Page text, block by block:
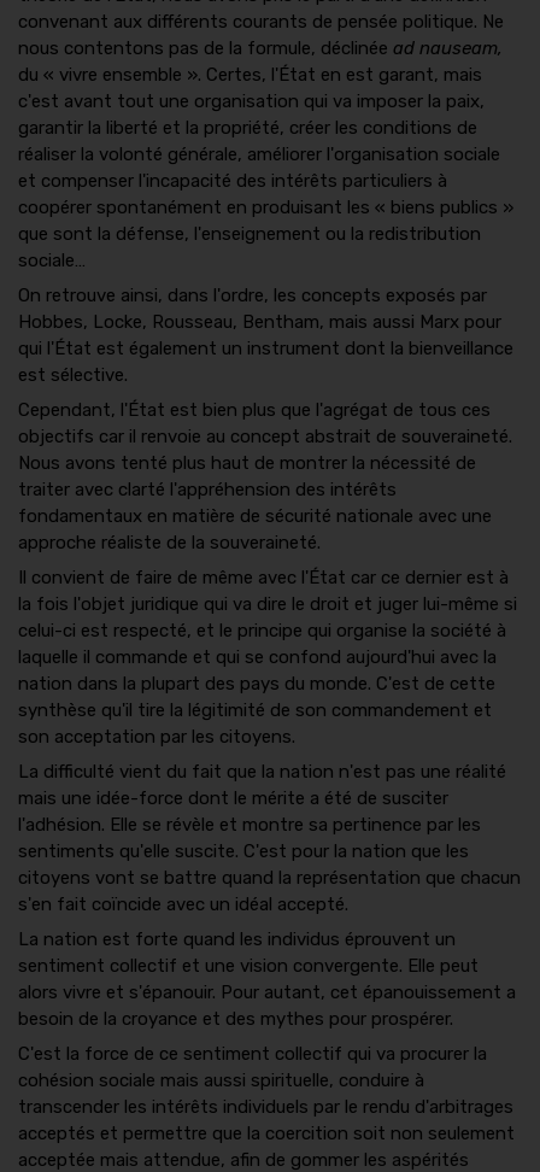
convenant aux différents courants de pensée politique. Ne
nous contentons pas de la formule, déclinée ad nauseam,
du « vivre ensemble ». Certes, l'État en est garant, mais
c'est avant tout une organisation qui va imposer la paix,
garantir la liberté et la propriété, créer les conditions de
réaliser la volonté générale, améliorer l'organisation sociale
et compenser l'incapacité des intérêts particuliers à
coopérer spontanément en produisant les « biens publics »
que sont la défense, l'enseignement ou la redistribution
sociale…
On retrouve ainsi, dans l'ordre, les concepts exposés par
Hobbes, Locke, Rousseau, Bentham, mais aussi Marx pour
qui l'État est également un instrument dont la bienveillance
est sélective.
Cependant, l'État est bien plus que l'agrégat de tous ces
objectifs car il renvoie au concept abstrait de souveraineté.
Nous avons tenté plus haut de montrer la nécessité de
traiter avec clarté l'appréhension des intérêts
fondamentaux en matière de sécurité nationale avec une
approche réaliste de la souveraineté.
Il convient de faire de même avec l'État car ce dernier est à
la fois l'objet juridique qui va dire le droit et juger lui-même si
celui-ci est respecté, et le principe qui organise la société à
laquelle il commande et qui se confond aujourd'hui avec la
nation dans la plupart des pays du monde. C'est de cette
synthèse qu'il tire la légitimité de son commandement et
son acceptation par les citoyens.
La difficulté vient du fait que la nation n'est pas une réalité
mais une idée-force dont le mérite a été de susciter
l'adhésion. Elle se révèle et montre sa pertinence par les
sentiments qu'elle suscite. C'est pour la nation que les
citoyens vont se battre quand la représentation que chacun
s'en fait coïncide avec un idéal accepté.
La nation est forte quand les individus éprouvent un
sentiment collectif et une vision convergente. Elle peut
alors vivre et s'épanouir. Pour autant, cet épanouissement a
besoin de la croyance et des mythes pour prospérer.
C'est la force de ce sentiment collectif qui va procurer la
cohésion sociale mais aussi spirituelle, conduire à
transcender les intérêts individuels par le rendu d'arbitrages
acceptés et permettre que la coercition soit non seulement
acceptée mais attendue, afin de gommer les aspérités